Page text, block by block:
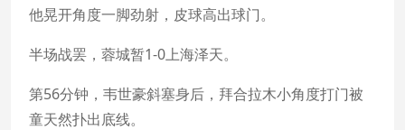
他晃开角度一脚劲射，皮球高出球门。
半场战罢，蓉城暂1-0上海泽天。
第56分钟，韦世豪斜塞身后，拜合拉木小角度打门被
童天然扑出底线。